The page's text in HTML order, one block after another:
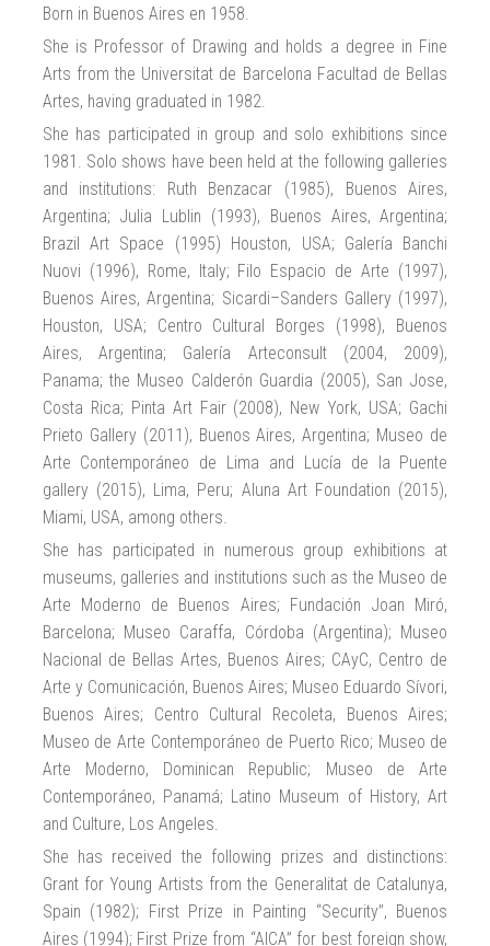
Born in Buenos Aires en 1958.
She is Professor of Drawing and holds a degree in Fine
Arts from the Universitat de Barcelona Facultad de Bellas
Artes, having graduated in 1982.
She has participated in group and solo exhibitions since
1981. Solo shows have been held at the following galleries
and institutions: Ruth Benzacar (1985), Buenos Aires,
Argentina; Julia Lublin (1993), Buenos Aires, Argentina;
Brazil Art Space (1995) Houston, USA; Galería Banchi
Nuovi (1996), Rome, Italy; Filo Espacio de Arte (1997),
Buenos Aires, Argentina; Sicardi–Sanders Gallery (1997),
Houston, USA; Centro Cultural Borges (1998), Buenos
Aires, Argentina; Galería Arteconsult (2004, 2009),
Panama; the Museo Calderón Guardia (2005), San Jose,
Costa Rica; Pinta Art Fair (2008), New York, USA; Gachi
Prieto Gallery (2011), Buenos Aires, Argentina; Museo de
Arte Contemporáneo de Lima and Lucía de la Puente
gallery (2015), Lima, Peru; Aluna Art Foundation (2015),
Miami, USA, among others.
She has participated in numerous group exhibitions at
museums, galleries and institutions such as the Museo de
Arte Moderno de Buenos Aires; Fundación Joan Miró,
Barcelona; Museo Caraffa, Córdoba (Argentina); Museo
Nacional de Bellas Artes, Buenos Aires; CAyC, Centro de
Arte y Comunicación, Buenos Aires; Museo Eduardo Sívori,
Buenos Aires; Centro Cultural Recoleta, Buenos Aires;
Museo de Arte Contemporáneo de Puerto Rico; Museo de
Arte Moderno, Dominican Republic; Museo de Arte
Contemporáneo, Panamá; Latino Museum of History, Art
and Culture, Los Angeles.
She has received the following prizes and distinctions:
Grant for Young Artists from the Generalitat de Catalunya,
Spain (1982); First Prize in Painting “Security”, Buenos
Aires (1994); First Prize from “AICA” for best foreign show,